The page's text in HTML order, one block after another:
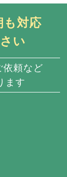
も対応
い
依頼など
ます